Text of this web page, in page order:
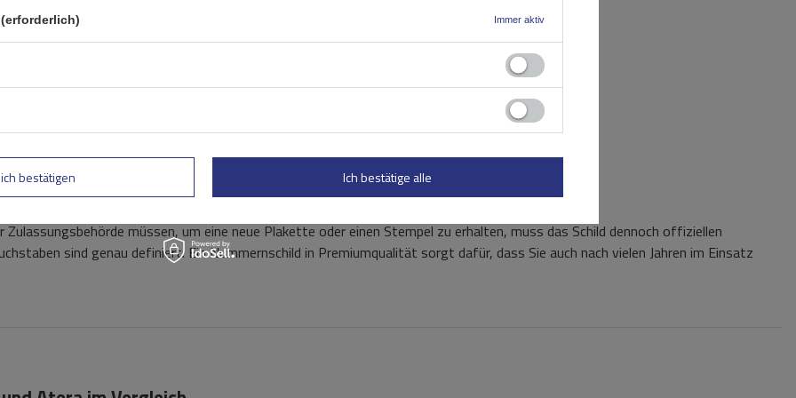
auf dem Stück.
müssen, um eine neue Plakette oder einen Stempel zu erhalten, muss das Schild dennoch offiziellen
sind genau definiert. Ein Nummernschild in Premiumqualität sorgt dafür, dass Sie auch nach vielen Jahren im Einsatz
Immer aktiv
bestätigen Ich bestätige alle